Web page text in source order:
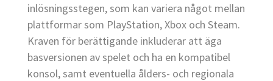
inlösningsstegen, som kan variera något mellan
plattformar som PlayStation, Xbox och Steam.
Kraven för berättigande inkluderar att äga
basversionen av spelet och ha en kompatibel
konsol, samt eventuella ålders- och regionala